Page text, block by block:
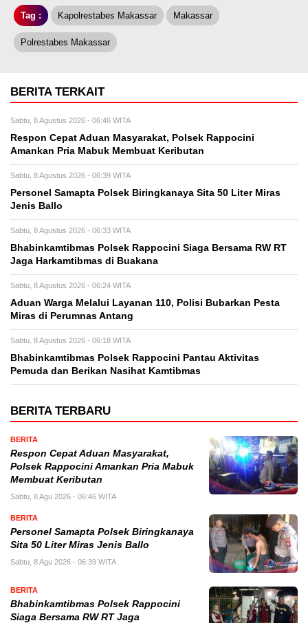
Tag : Kapolrestabes Makassar Makassar
Polrestabes Makassar
BERITA TERKAIT
Sabtu, 8 Agustus 2026 - 06:46 WITA
Respon Cepat Aduan Masyarakat, Polsek Rappocini
Amankan Pria Mabuk Membuat Keributan
Sabtu, 8 Agustus 2026 - 06:39 WITA
Personel Samapta Polsek Biringkanaya Sita 50 Liter Miras
Jenis Ballo
Sabtu, 8 Agustus 2026 - 06:33 WITA
Bhabinkamtibmas Polsek Rappocini Siaga Bersama RW RT
Jaga Harkamtibmas di Buakana
Sabtu, 8 Agustus 2026 - 06:24 WITA
Aduan Warga Melalui Layanan 110, Polisi Bubarkan Pesta
Miras di Perumnas Antang
Sabtu, 8 Agustus 2026 - 06:18 WITA
Bhabinkamtibmas Polsek Rappocini Pantau Aktivitas
Pemuda dan Berikan Nasihat Kamtibmas
BERITA TERBARU
BERITA
Respon Cepat Aduan Masyarakat,
Polsek Rappocini Amankan Pria Mabuk
Membuat Keributan
Sabtu, 8 Agu 2026 - 06:46 WITA
BERITA
Personel Samapta Polsek Biringkanaya
Sita 50 Liter Miras Jenis Ballo
Sabtu, 8 Agu 2026 - 06:39 WITA
BERITA
Bhabinkamtibmas Polsek Rappocini
Siaga Bersama RW RT Jaga